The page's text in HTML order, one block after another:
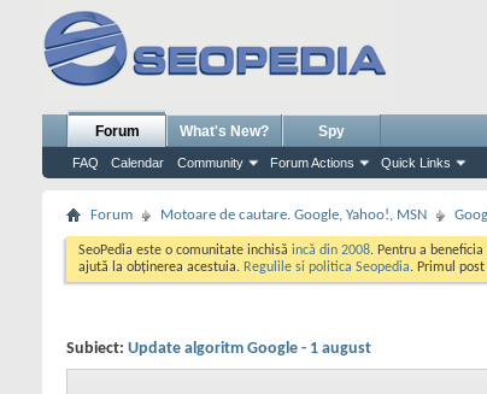
Forum
FAQ Calendar Community Forum Actions Quick Links
What's New? Spy
Forum Motoare de cautare. Google, Yahoo!, MSN
SeoPedia este o comunitate inchisă incă din 2008. Pentru a
ajută la obținerea acestuia. Regulile si politica Seopedia. Primul
Subiect: Update algoritm Google - 1 august